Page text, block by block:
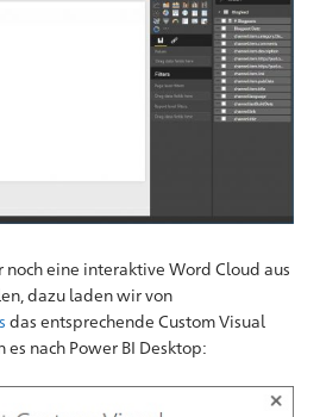
noch eine interaktive Word Cloud aus
dazu laden wir von
das entsprechende Custom Visual
nach Power BI Desktop: